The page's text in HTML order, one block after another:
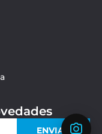
ENVIAR